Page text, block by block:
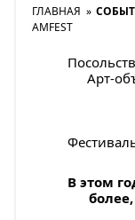
ГЛАВНАЯ »
AMFEST
Арт-
В этом